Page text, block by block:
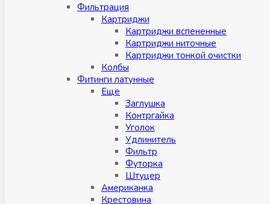
Фильтрация
Картриджи
Картриджи вспененные
Картриджи ниточные
Картриджи тонкой очистки
Колбы
Фитинги латунные
Eщe
Заглушка
Контргайка
Уголок
Удлинитель
Фильтр
Футорка
Штуцер
Американка
Крестовина